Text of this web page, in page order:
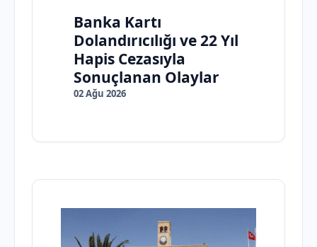
Banka Kartı
Dolandırıcılığı ve 22 Yıl
Hapis Cezasıyla
Sonuçlanan Olaylar
02 Ağu 2026